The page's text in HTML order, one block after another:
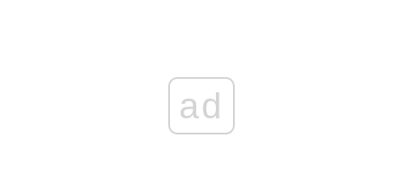
ad